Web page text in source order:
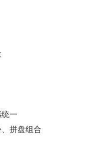
一
拼盘组合